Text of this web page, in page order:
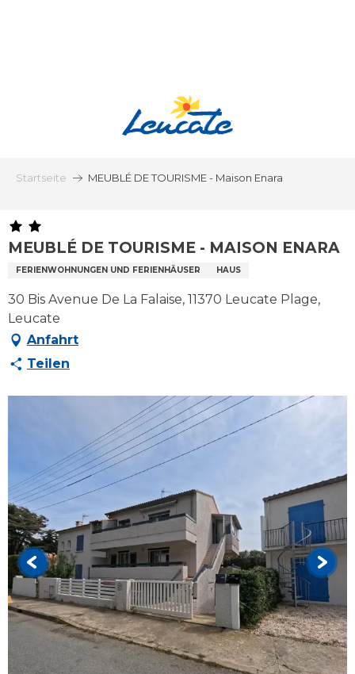
Startseite MEUBLÉ DE TOURISME - Maison Enara
MEUBLÉ DE TOURISME - MAISON ENARA
FERIENWOHNUNGEN UND FERIENHÄUSER HAUS
30 Bis Avenue De La Falaise, 11370 Leucate Plage,
Leucate
Anfahrt
Teilen